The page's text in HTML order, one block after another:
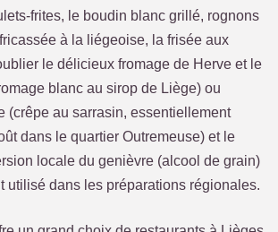
frites, le boudin blanc grillé, rognons
à la liégeoise, la frisée aux
le délicieux fromage de Herve et le
blanc au sirop de Liège) ou
(crêpe au sarrasin, essentiellement
dans le quartier Outremeuse) et le
locale du genièvre (alcool de grain)
utilisé dans les préparations régionales.